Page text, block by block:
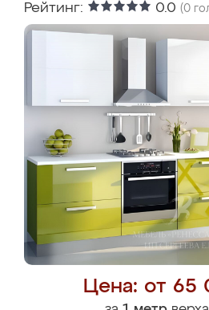
Рейтинг: 0.0 (0
Цена: от 65